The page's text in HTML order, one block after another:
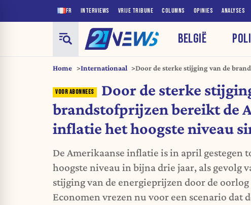
FR INTERVIEWS VRIJE TRIBUNE COLUMNS OPINIES ANALYSES
BELGIË
Home Internationaal
Door de sterke stijging van de
Door de sterke
brandstofprijzen bereikt de
inflatie het hoogste niveau
De Amerikaanse inflatie is in april gestegen
hoogste niveau in bijna drie jaar, als gevolg
stijging van de energieprijzen door de
Economen vrezen nu voor een scenario dat